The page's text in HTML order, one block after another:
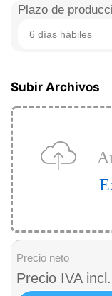
Plazo de
6 días hábiles
Subir Archivos
Precio neto
Precio IVA incl.